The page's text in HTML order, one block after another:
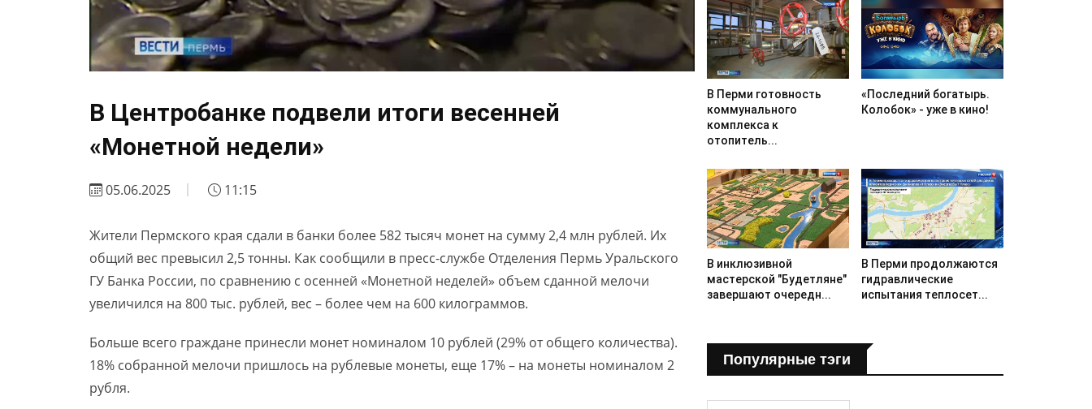
В Центробанке подвели итоги весенней
«Монетной недели»
05.06.2025 11:15
Жители Пермского края сдали в банки более 582 тысяч монет на сумму 2,4 млн рублей. Их
общий вес превысил 2,5 тонны. Как сообщили в пресс-службе Отделения Пермь Уральского
ГУ Банка России, по сравнению с осенней «Монетной неделей» объем сданной мелочи
увеличился на 800 тыс. рублей, вес – более чем на 600 килограммов.
Больше всего граждане принесли монет номиналом 10 рублей (29% от общего количества).
18% собранной мелочи пришлось на рублевые монеты, еще 17% – на монеты номиналом 2
рубля.
В Перми готовность
коммунального
комплекса к
отопитель...
«Последний богатырь.
Колобок» - уже в кино!
В инклюзивной
мастерской "Будетляне"
завершают очередн...
В Перми продолжаются
гидравлические
испытания теплосет...
Популярные тэги